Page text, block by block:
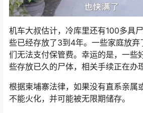
机车大叔估计，冷库里还有100多具
些已经存放了3到4年。一些家庭放弃
们无法支付保管费。幸运的是，一些
些存放已久的尸体，相关手续正在办
根据柬埔寨法律，如果没有直系亲属
不能火化，并可能被无限期储存。